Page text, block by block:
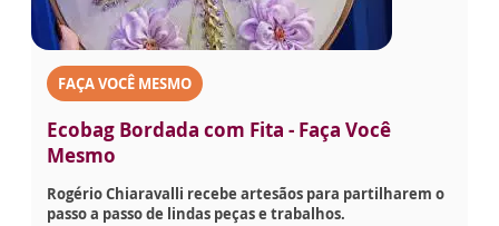
FAÇA VOCÊ MESMO
Ecobag Bordada com Fita - Faça Você
Mesmo
Rogério Chiaravalli recebe artesãos para partilharem o
passo a passo de lindas peças e trabalhos.